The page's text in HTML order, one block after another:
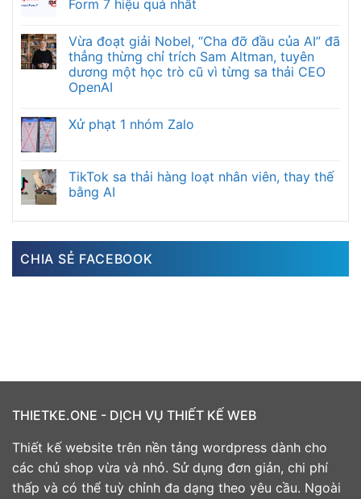
Form 7 hiệu quả nhất
Vừa đoạt giải Nobel, “Cha đỡ đầu của AI” đã
thẳng thừng chỉ trích Sam Altman, tuyên
dương một học trò cũ vì từng sa thải CEO
OpenAI
Xử phạt 1 nhóm Zalo
TikTok sa thải hàng loạt nhân viên, thay thế
bằng AI
CHIA SẺ FACEBOOK
THIETKE.ONE - DỊCH VỤ THIẾT KẾ WEB
Thiết kế website trên nền tảng wordpress dành cho
các chủ shop vừa và nhỏ. Sử dụng đơn giản, chi phí
thấp và có thể tuỳ chỉnh đa dạng theo yêu cầu. Ngoài